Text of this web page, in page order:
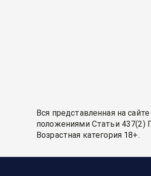
Вся представленная на
положениями Статьи 437(2)
Возрастная категория 18+.